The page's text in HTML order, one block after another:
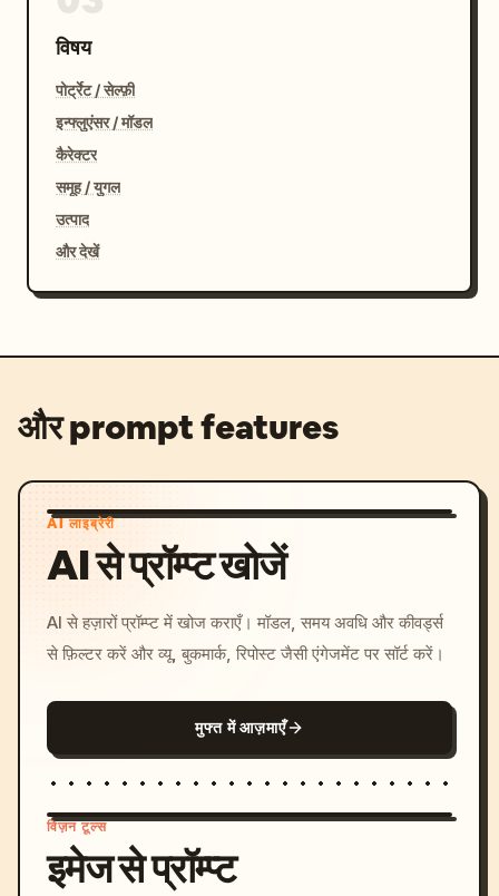
विषय
पोर्ट्रेट / सेल्फ़ी
इन्फ्लुएंसर / मॉडल
कैरेक्टर
समूह / युगल
उत्पाद
और देखें
और prompt features
AI लाइब्रेरी
AI से प्रॉम्प्ट खोजें
AI से हज़ारों प्रॉम्प्ट में खोज कराएँ। मॉडल, समय अवधि और कीवर्ड्स
से फ़िल्टर करें और व्यू, बुकमार्क, रिपोस्ट जैसी एंगेजमेंट पर सॉर्ट करें।
मुफ्त में आज़माएँ
विज़न टूल्स
इमेज से प्रॉम्प्ट